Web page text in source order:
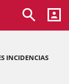
INCIDENCIAS